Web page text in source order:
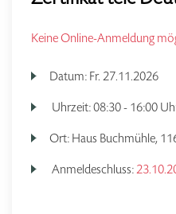
Keine Online-Anmeldung
Datum: Fr. 27.11.2026
Uhrzeit:08:30 - 16:00
Ort: Haus Buchmühle,
Anmeldeschluss: